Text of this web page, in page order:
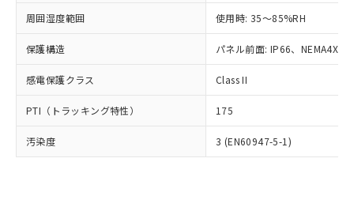
周囲湿度範囲 使用時: 35～85%RH
保護構造 パネル前面: IP66、NEMA4X,
感電保護クラス Class II
PTI（トラッキング特性） 175
汚染度 3 (EN60947-5-1)
事前の承諾なく第三者に漏洩または開
示しないようお願いします。
マイパーツ機能（部品リスト作成サー
ビス）をご利用いただくには、I-Web
メンバーズにご登録されている必要が
あります。
お客様が当ウェブサイト上で当社にご
登録された部品リストについて、当社
および当社の共同利用者が、当社の製
※2 対応予定月
部品在庫の切り替え状況などにより、予定
月が前後することがあります。
※3 非含有証明書ダウンロード
「ｅ」：有害物質（10物質）のすべてが基
準値以下であることを示します。
「10」：通常の使用状況下において有害物
質が外部に漏えいし、環境に深刻な影響を
及ぼさない年数を意味します。
い合わせください。
当社は、貴社製品を第三者に販売する
場合は、上記1、2および3の内容を当
該第三者に通知します。また当社は、
販売先および販売に係わる関係者が違
り引きをいたしません。
機器販売店・当社販売員にご確
白
受注生産機種、また在庫状況の
情報を公開していない機種